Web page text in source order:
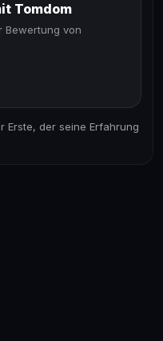
Tomdom
Bewertung von
der seine Erfahrung